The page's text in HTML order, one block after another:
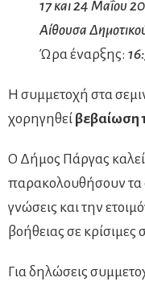
17 και 24 Μαΐου
Αίθουσα
Ώρα έναρξης:
Η συμμετοχή στα
χορηγηθεί βεβαίωση
Ο Δήμος Πάργας
παρακολουθήσουν τα
γνώσεις και την
βοήθειας σε κρίσιμες
Για δηλώσεις